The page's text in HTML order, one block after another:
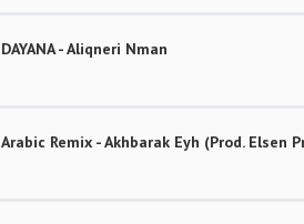
DAYANA - Aliqneri Nman
Arabic Remix - Akhbarak Eyh (Prod. Elsen